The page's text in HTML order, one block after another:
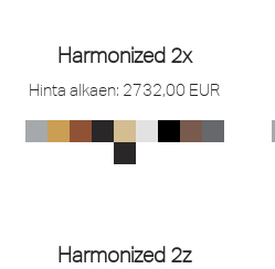
Harmonized 2x
Hinta alkaen: 2732,00 EUR
Harmonized 2z